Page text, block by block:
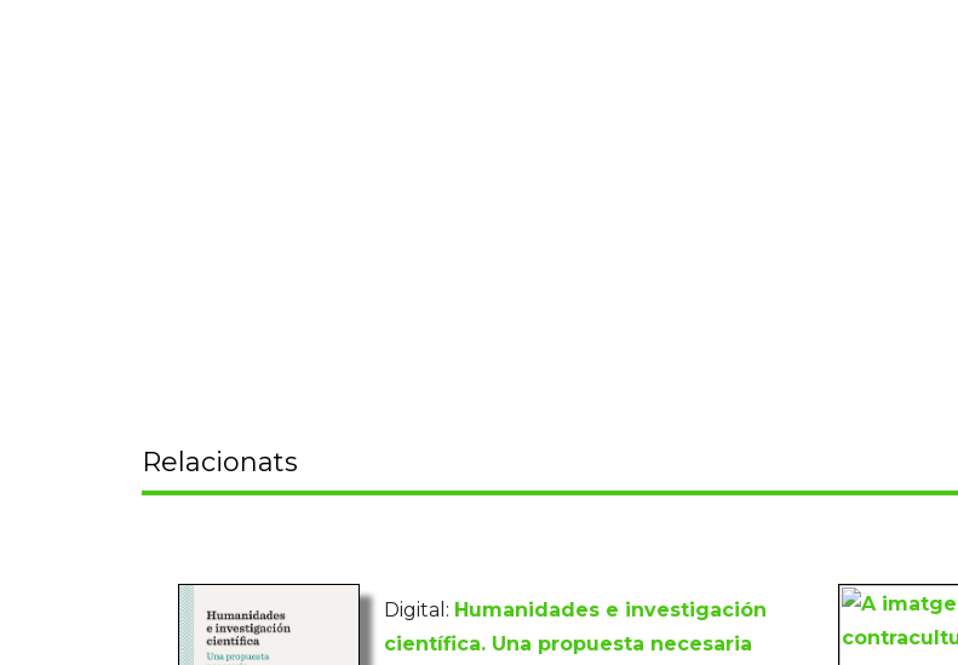
Relacionats
Digital: Humanidades e investigación
científica. Una propuesta necesaria